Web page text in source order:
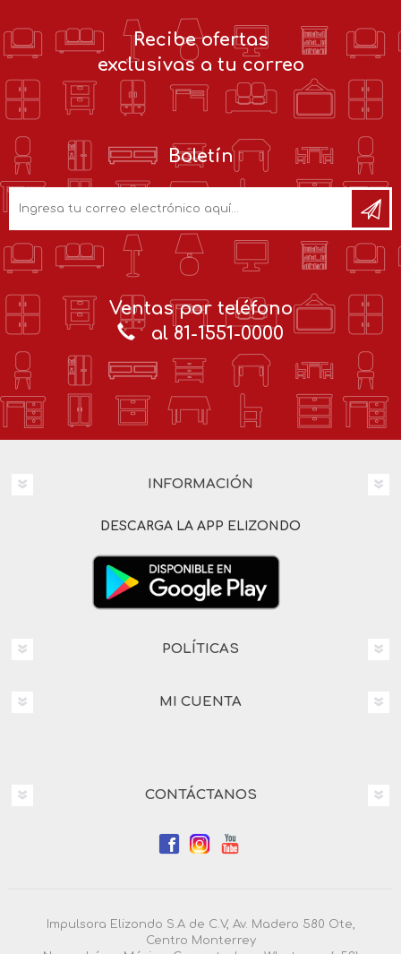
Recibe ofertas
exclusivas a tu correo
Boletín
Ventas por teléfono
al 81-1551-0000
INFORMACIÓN
DESCARGA LA APP ELIZONDO
POLÍTICAS
MI CUENTA
CONTÁCTANOS
Impulsora Elizondo S.A de C.V, Av. Madero 580 Ote,
Centro Monterrey